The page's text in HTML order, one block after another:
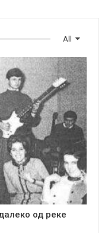
All
од реке